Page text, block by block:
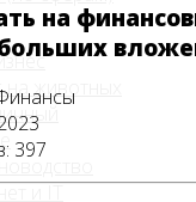
животных
на
397